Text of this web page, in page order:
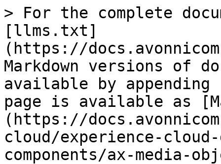
> For the complete
[llms.txt]
(https://
Markdown versions of
available by
page is available as
(https://
cloud/experience-
components/ax-media-